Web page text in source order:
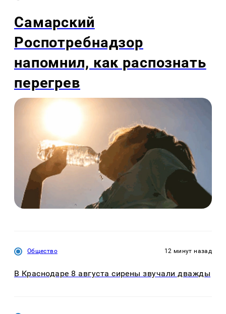
Самарский
Роспотребнадзор
напомнил, как распознать
перегрев
Общество 12 минут назад
В Краснодаре 8 августа сирены звучали дважды